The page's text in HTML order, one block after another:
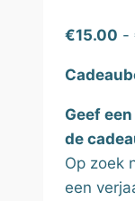
€15.00 -
Geef
de
Op zoek
een